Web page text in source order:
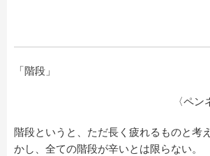
「階段」
〈ペ
階段というと、ただ長く疲れるものと考
かし、全ての階段が辛いとは限らない。